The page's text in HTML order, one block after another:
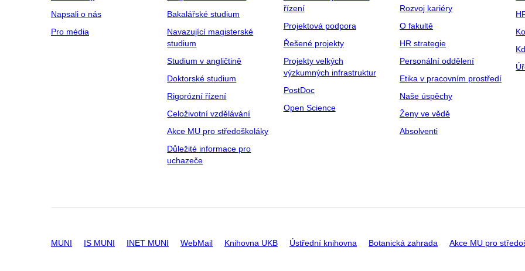
Napsali o nás
Pro média
Bakalářské studium
Navazující magisterské
studium
Studium v angličtině
Doktorské studium
Rigorózní řízení
Celoživotní vzdělávání
Akce MU pro středoškoláky
Důležité informace pro
uchazeče
řízení
Projektová podpora
Řešené projekty
Projekty velkých
výzkumných infrastruktur
PostDoc
Open Science
Rozvoj kariéry
O fakultě
HR strategie
Personální oddělení
Etika v pracovním prostředí
Naše úspěchy
Ženy ve vědě
Absolventi
MUNI IS MUNI INET MUNI WebMail Knihovna UKB Ústřední knihovna Botanická zahrada Akce MU pro